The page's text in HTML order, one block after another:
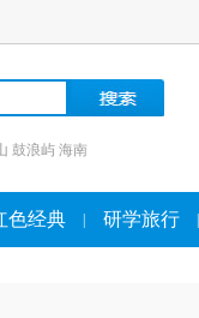
鼓浪屿 海南
色经典 研学旅行